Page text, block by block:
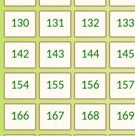
130 131 132 133
142 143 144 145
154 155 156 157
166 167 168 169